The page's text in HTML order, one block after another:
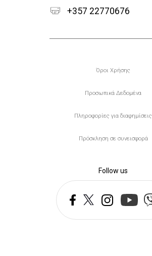
+357 22770676
Υποσέλιδο
Όροι Χρήσης
Προσωπικά Δεδομένα
Πληροφορίες για διαφημίσεις
Πρόσκληση σε συνεισφορά
Follow us